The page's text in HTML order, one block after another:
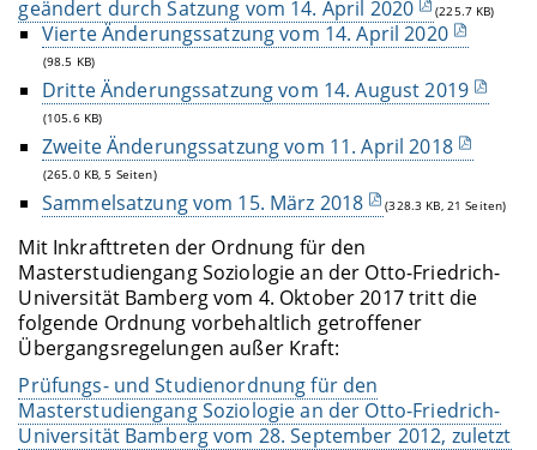
geändert durch Satzung vom 14. April 2020
(225.7 KB)
Vierte Änderungssatzung vom 14. April 2020
(98.5 KB)
Dritte Änderungssatzung vom 14. August 2019
(105.6 KB)
Zweite Änderungssatzung vom 11. April 2018
(265.0 KB, 5 Seiten)
Sammelsatzung vom 15. März 2018 (328.3 KB, 21 Seiten)
Mit Inkrafttreten der Ordnung für den
Masterstudiengang Soziologie an der Otto-Friedrich-
Universität Bamberg vom 4. Oktober 2017 tritt die
folgende Ordnung vorbehaltlich getroffener
Übergangsregelungen außer Kraft:
Prüfungs- und Studienordnung für den
Masterstudiengang Soziologie an der Otto-Friedrich-
Universität Bamberg vom 28. September 2012, zuletzt